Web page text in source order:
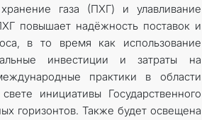
газа (ПХГ) и улавливание
повышает надёжность поставок и
в то время как использование
инвестиции и затраты на
практики в области
инициативы Государственного
горизонтов. Также будет освещена